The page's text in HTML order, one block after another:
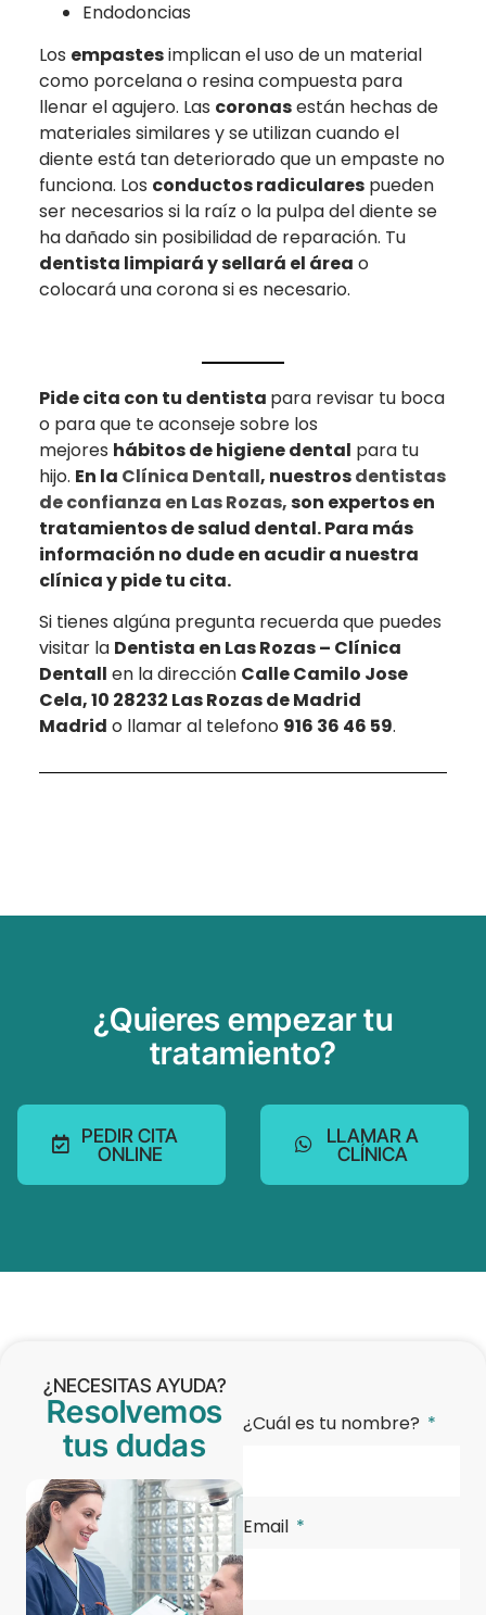
Endodoncias
Los empastesimplican el uso de un material
como porcelana o resina compuesta para
llenar el agujero. Las coronasestán hechas de
materiales similares y se utilizan cuando el
diente está tan deteriorado que un empaste no
funciona. Los conductos radiculares pueden
ser necesarios si la raíz o la pulpa del diente se
ha dañado sin posibilidad de reparación. Tu
dentista limpiará y sellará el área o
colocará una corona si es necesario.
Pide cita con tu dentista para revisar tu boca
o para que te aconseje sobre los
mejores hábitos de higiene dental para tu
hijo. En la Clínica Dentall, nuestrosdentistas
de confianza en Las Rozas,son expertos en
tratamientos de salud dental. Para más
información no dude en acudir a nuestra
clínica y pide tu cita.
Si tienes algúna pregunta recuerda que puedes
visitar la Dentista en Las Rozas – Clínica
Dentall en la dirección Calle Camilo Jose
Cela, 10 28232 Las Rozas de Madrid
Madrid o llamar al telefono 916 36 46 59.
¿Quieres empezar tu
tratamiento?
PEDIR CITA
ONLINE
LLAMAR A
CLÍNICA
¿NECESITAS AYUDA?
Resolvemos
tus dudas
¿Cuál es tu nombre?
Email